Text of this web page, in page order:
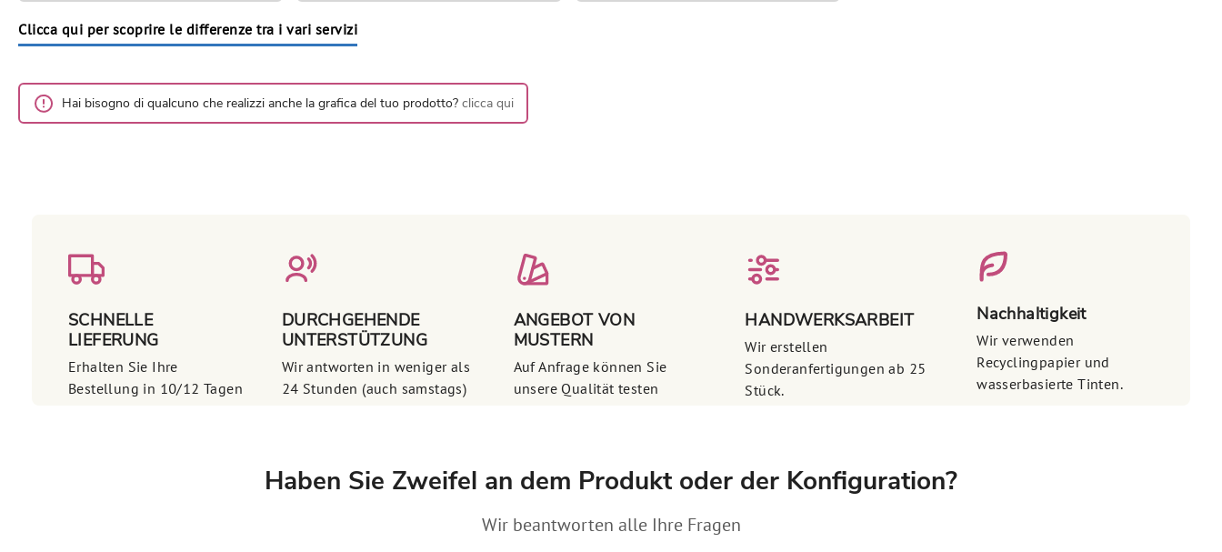
Clicca qui per scoprire le differenze tra i vari servizi
Hai bisogno di qualcuno che realizzi anche la grafica del tuo prodotto? clicca qui
SCHNELLE
LIEFERUNG
Erhalten Sie Ihre
Bestellung in 10/12 Tagen
DURCHGEHENDE
UNTERSTÜTZUNG
Wir antworten in weniger als
24 Stunden (auch samstags)
ANGEBOT VON
MUSTERN
Auf Anfrage können Sie
unsere Qualität testen
HANDWERKSARBEIT
Wir erstellen
Sonderanfertigungen ab 25
Stück.
Nachhaltigkeit
Wir verwenden
Recyclingpapier und
wasserbasierte Tinten.
Haben Sie Zweifel an dem Produkt oder der Konfiguration?
Wir beantworten alle Ihre Fragen